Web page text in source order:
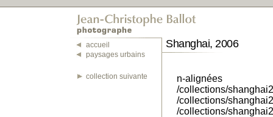
accueil
paysages urbains
collection suivante
Shanghai, 2006
n-alignées
/collections/
/collections/
/collections/